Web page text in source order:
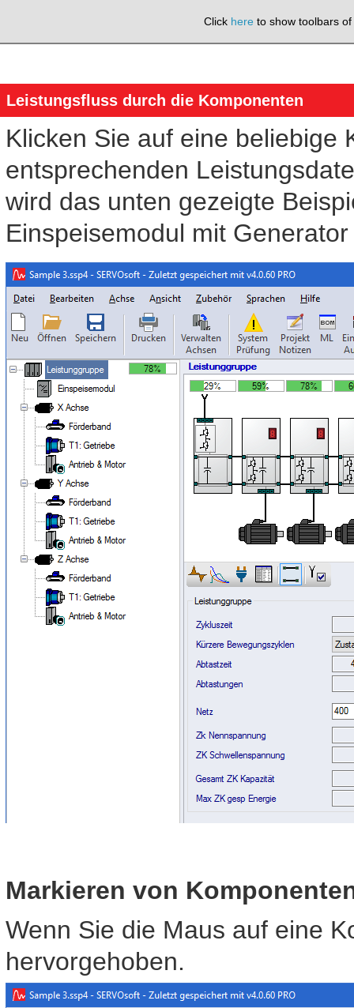
Click hereto show toolbars
Leistungsfluss durch die Komponenten
Klicken Sie auf eine beliebige
entsprechenden
wird das unten gezeigte
Einspeisemodul mit
Markieren von
Wenn Sie die Maus auf eine
hervorgehoben.